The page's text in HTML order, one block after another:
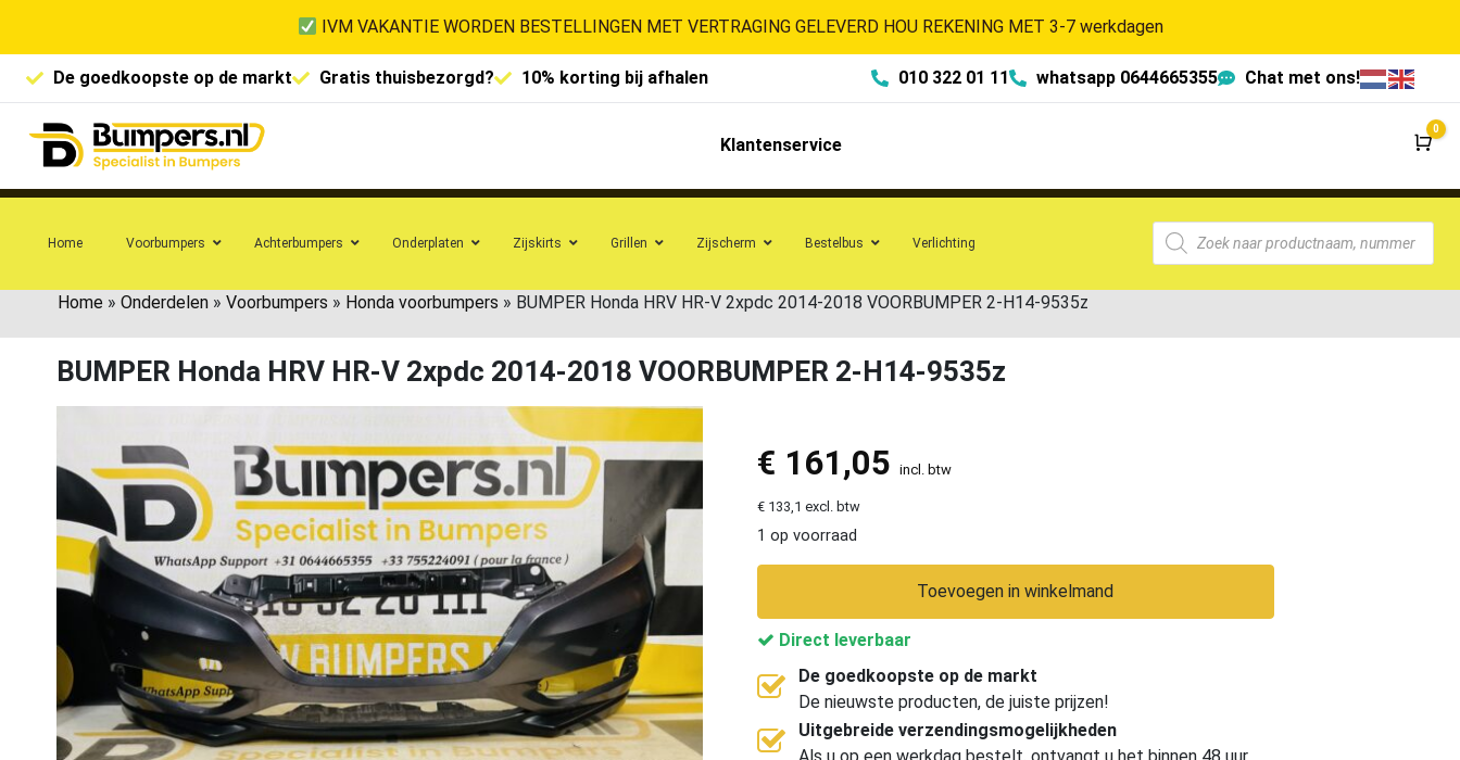
IVM VAKANTIE WORDEN BESTELLINGEN MET VERTRAGING GELEVERD HOU REKENING MET 3-7 werkdagen
De goedkoopste op de markt Gratis thuisbezorgd? 10% korting bij afhalen 010 322 01 11 whatsapp 0644665355 Chat met ons!
Klantenservice
0
Home Voorbumpers Achterbumpers Onderplaten Zijskirts Grillen Zijscherm Bestelbus Verlichting
Home » Onderdelen » Voorbumpers » Honda voorbumpers » BUMPER Honda HRV HR-V 2xpdc 2014-2018 VOORBUMPER 2-H14-9535z
BUMPER Honda HRV HR-V 2xpdc 2014-2018 VOORBUMPER 2-H14-9535z
€ 161,05 incl. btw
€ 133,1 excl. btw
1 op voorraad
Toevoegen in winkelmand
Direct leverbaar
De goedkoopste op de markt
De nieuwste producten, de juiste prijzen!
Uitgebreide verzendingsmogelijkheden